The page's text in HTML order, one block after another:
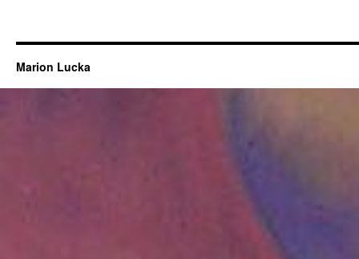
Marion Lucka